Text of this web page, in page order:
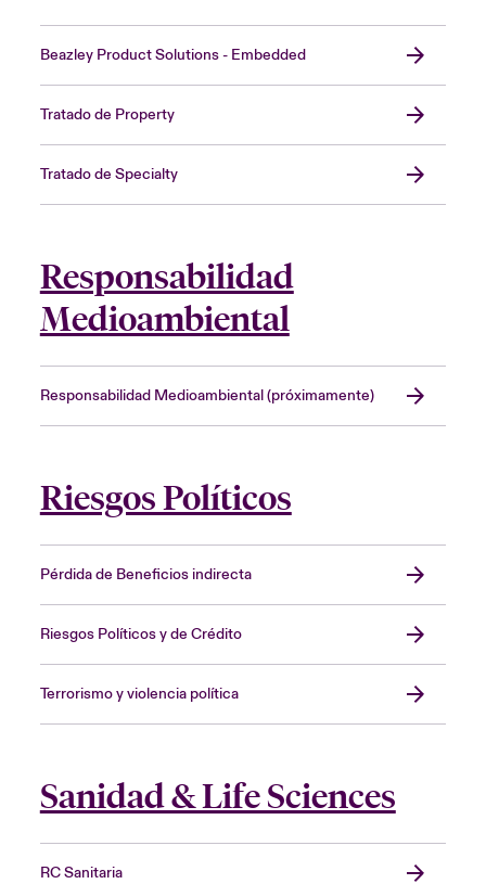
Beazley Product Solutions - Embedded
Tratado de Property
Tratado de Specialty
Responsabilidad
Medioambiental
Responsabilidad Medioambiental (próximamente)
Riesgos Políticos
Pérdida de Beneficios indirecta
Riesgos Políticos y de Crédito
Terrorismo y violencia política
Sanidad & Life Sciences
RC Sanitaria